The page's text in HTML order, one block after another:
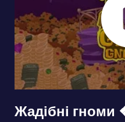
Жадібні гноми